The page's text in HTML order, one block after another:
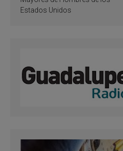
Estados Unidos